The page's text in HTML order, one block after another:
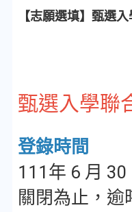
【志願選填】甄選
甄選入學聯
登錄時間
111年 6 月
關閉為止，逾